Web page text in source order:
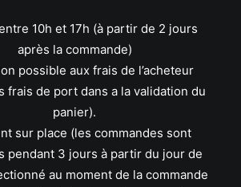
10h et 17h (à partir de 2 jours
après la commande)
possible aux frais de l’acheteur
frais de port dans a la validation du
panier).
sur place (les commandes sont
pendant 3 jours à partir du jour de
au moment de la commande